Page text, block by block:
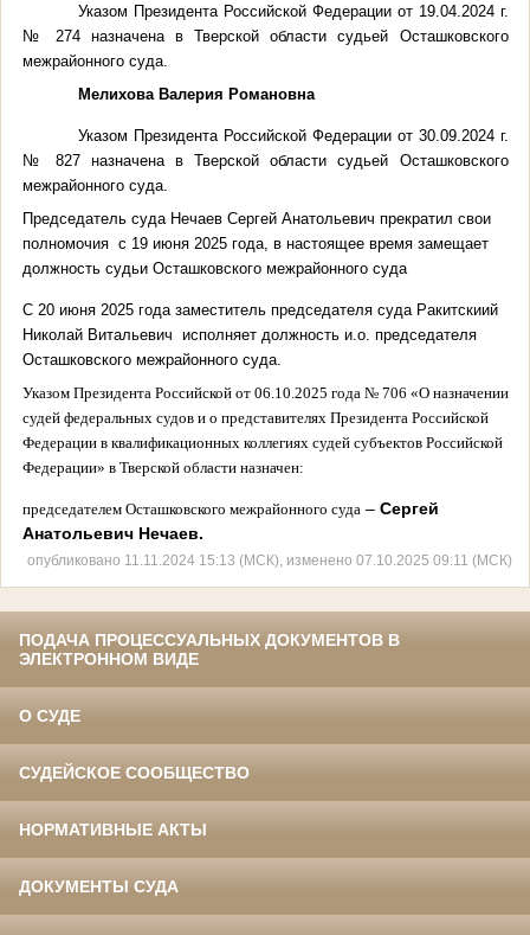
Указом Президента Российской Федерации от 19.04.2024 г.
№ 274 назначена в Тверской области судьей Осташковского
межрайонного суда.
Мелихова Валерия Романовна
Указом Президента Российской Федерации от 30.09.2024 г.
№ 827 назначена в Тверской области судьей Осташковского
межрайонного суда.
Председатель суда Нечаев Сергей Анатольевич прекратил свои
полномочия с 19 июня 2025 года, в настоящее время замещает
должность судьи Осташковского межрайонного суда
С 20 июня 2025 года заместитель председателя суда Ракитскиий
Николай Витальевич исполняет должность и.о. председателя
Осташковского межрайонного суда.
Указом Президента Российской от 06.10.2025 года № 706 «О назначении
судей федеральных судов и о представителях Президента Российской
Федерации в квалификационных коллегиях судей субъектов Российской
Федерации» в Тверской области назначен:
председателем Осташковского межрайонного суда – Сергей
Анатольевич Нечаев.
опубликовано 11.11.2024 15:13 (МСК), изменено 07.10.2025 09:11 (МСК)
ПОДАЧА ПРОЦЕССУАЛЬНЫХ ДОКУМЕНТОВ В
ЭЛЕКТРОННОМ ВИДЕ
О СУДЕ
СУДЕЙСКОЕ СООБЩЕСТВО
НОРМАТИВНЫЕ АКТЫ
ДОКУМЕНТЫ СУДА